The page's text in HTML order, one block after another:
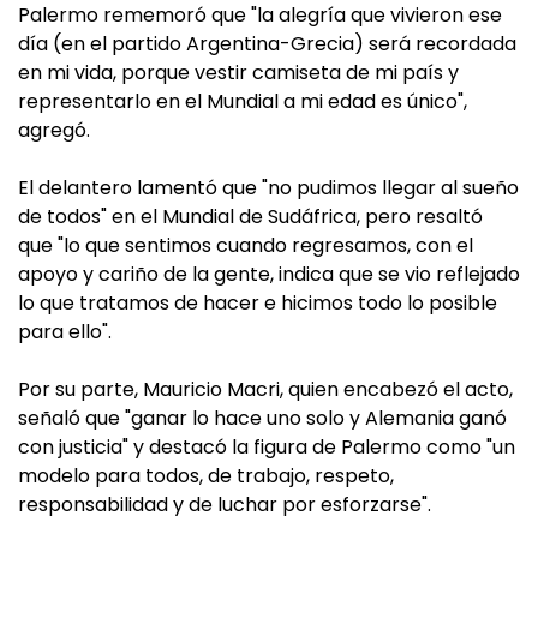
Palermo rememoró que "la alegría que vivieron ese
día (en el partido Argentina-Grecia) será recordada
en mi vida, porque vestir camiseta de mi país y
representarlo en el Mundial a mi edad es único",
agregó.
El delantero lamentó que "no pudimos llegar al sueño
de todos" en el Mundial de Sudáfrica, pero resaltó
que "lo que sentimos cuando regresamos, con el
apoyo y cariño de la gente, indica que se vio reflejado
lo que tratamos de hacer e hicimos todo lo posible
para ello".
Por su parte, Mauricio Macri, quien encabezó el acto,
señaló que "ganar lo hace uno solo y Alemania ganó
con justicia" y destacó la figura de Palermo como "un
modelo para todos, de trabajo, respeto,
responsabilidad y de luchar por esforzarse".